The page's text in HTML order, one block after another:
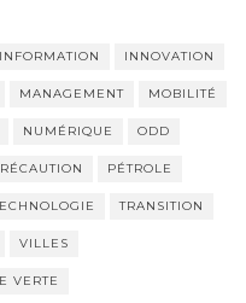
INFORMATION INNOVATION
MANAGEMENT MOBILITÉ
NUMÉRIQUE ODD
PÉTROLE
TRANSITION
VILLES
VERTE